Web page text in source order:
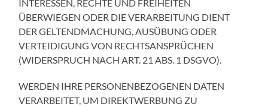
INTERESSEN, RECHTE UND FREIHEITEN
ÜBERWIEGEN ODER DIE VERARBEITUNG DIENT
DER GELTENDMACHUNG, AUSÜBUNG ODER
VERTEIDIGUNG VON RECHTSANSPRÜCHEN
(WIDERSPRUCH NACH ART. 21 ABS. 1 DSGVO).
WERDEN IHRE PERSONENBEZOGENEN DATEN
VERARBEITET, UM DIREKTWERBUNG ZU